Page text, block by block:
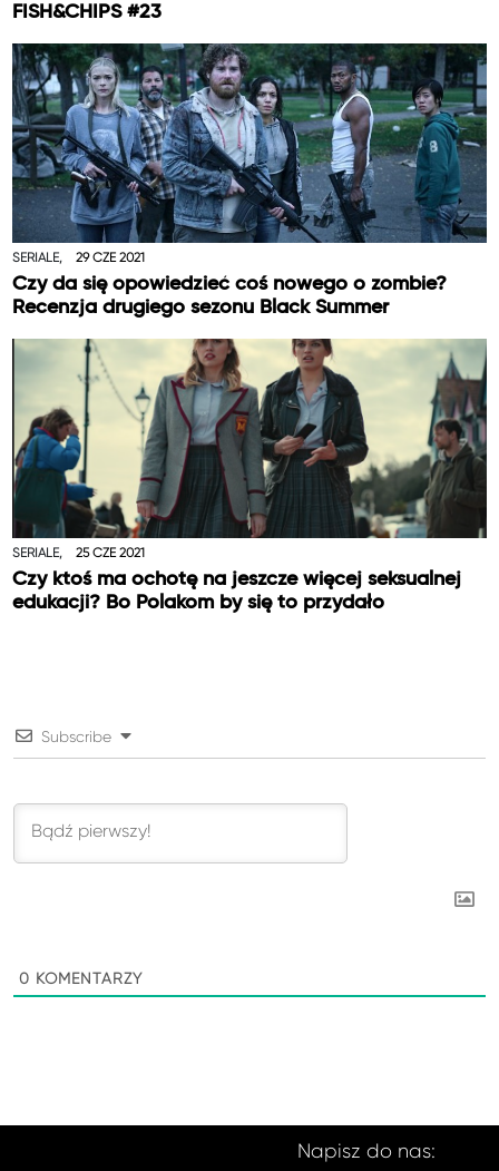
FISH&CHIPS #23
SERIALE, 29 CZE 2021
Czy da się opowiedzieć coś nowego o zombie?
Recenzja drugiego sezonu Black Summer
SERIALE, 25 CZE 2021
Czy ktoś ma ochotę na jeszcze więcej seksualnej
edukacji? Bo Polakom by się to przydało
Subscribe
0 KOMENTARZY
Napisz do nas: